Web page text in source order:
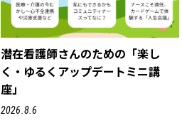
潜在看護師さんのための「楽し
く・ゆるくアップデートミニ講
座」
2026.8.6